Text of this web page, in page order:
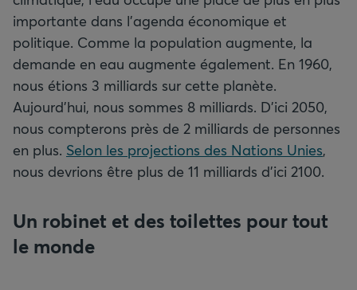
importante dans l’agenda économique et
politique. Comme la population augmente, la
demande en eau augmente également. En 1960,
nous étions 3 milliards sur cette planète.
Aujourd’hui, nous sommes 8 milliards. D’ici 2050,
nous compterons près de 2 milliards de personnes
en plus. Selon les projections des Nations Unies,
nous devrions être plus de 11 milliards d’ici 2100.
Un robinet et des toilettes pour tout
le monde